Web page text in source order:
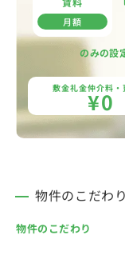
月額
のみの設
敷金礼金仲介料・
¥0
物件のこだわ
物件のこだわり